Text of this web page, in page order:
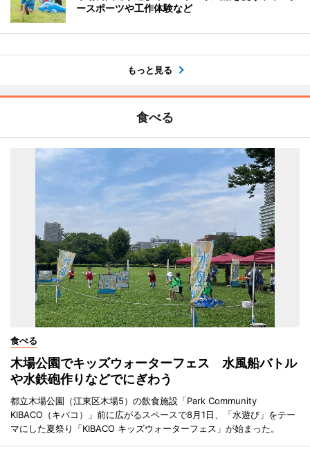
ースポーツや工作体験など
もっと見る
食べる
食べる
木場公園でキッズウォーターフェス 水風船バトル
や水鉄砲作りなどでにぎわう
都立木場公園（江東区木場5）の飲食施設「Park Community
KIBACO（キバコ）」前に広がるスペースで8月1日、「水遊び」をテー
マにした夏祭り「KIBACO キッズウォーターフェス」が始まった。